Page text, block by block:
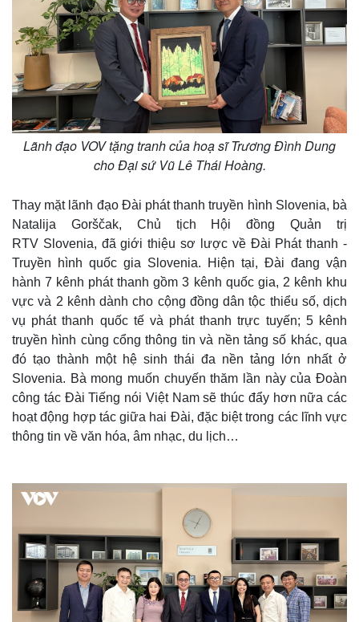
Quan sát
Cuộc sống đó đây
Multimedia
Video
Ảnh
E-Magazine
Lãnh đạo VOV tặng tranh của hoạ sĩ Trương Đình Dung
cho Đại sứ Vũ Lê Thái Hoàng.
Thay mặt lãnh đạo Đài phát thanh truyền hình Slovenia, bà
Natalija Gorščak, Chủ tịch Hội đồng Quản trị
RTV Slovenia, đã giới thiệu sơ lược về Đài Phát thanh -
Truyền hình quốc gia Slovenia. Hiện tại, Đài đang vận
hành 7 kênh phát thanh gồm 3 kênh quốc gia, 2 kênh khu
vực và 2 kênh dành cho cộng đồng dân tộc thiểu số, dịch
vụ phát thanh quốc tế và phát thanh trực tuyến; 5 kênh
truyền hình cùng cổng thông tin và nền tảng số khác, qua
đó tạo thành một hệ sinh thái đa nền tảng lớn nhất ở
Slovenia. Bà mong muốn chuyến thăm lần này của Đoàn
công tác Đài Tiếng nói Việt Nam sẽ thúc đẩy hơn nữa các
hoạt động hợp tác giữa hai Đài, đặc biệt trong các lĩnh vực
thông tin về văn hóa, âm nhạc, du lịch…